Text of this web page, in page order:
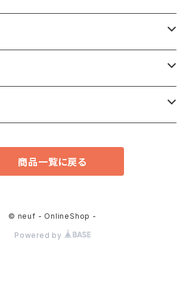
商品一覧に戻る
© neuf - OnlineShop -
Powered by